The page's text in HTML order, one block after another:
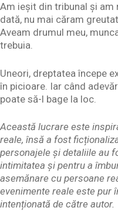
Am ieșit din tribunal și am
dată, nu mai căram
Aveam drumul meu,
trebuia.
Uneori, dreptatea începe
în picioare. Iar când
poate să-l bage la loc.
Această lucrare este
reale, însă a fost
personajele și detaliile au
intimitatea și pentru a
asemănare cu persoane
evenimente reale este pur
intenționată de către autor.